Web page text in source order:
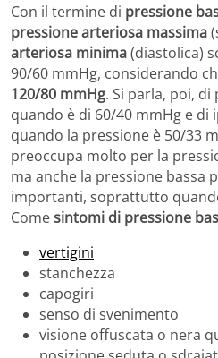
Con il termine di pressione
pressione arteriosa massima
arteriosa minima(diastolica)
90/60 mmHg, considerando
120/80 mmHg. Si parla, poi,
quando è di 60/40 mmHg e di
quando la pressione è 50/33
preoccupa molto per la
ma anche la pressione bassa
importanti, soprattutto
Comesintomi di pressione
vertigini
stanchezza
capogiri
senso di svenimento
visione offuscata o nera